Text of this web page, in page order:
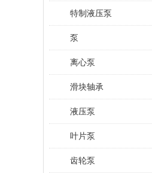
特制液压泵
泵
离心泵
滑块轴承
液压泵
叶片泵
齿轮泵